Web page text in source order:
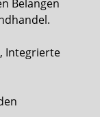
Belangen
Integrierte